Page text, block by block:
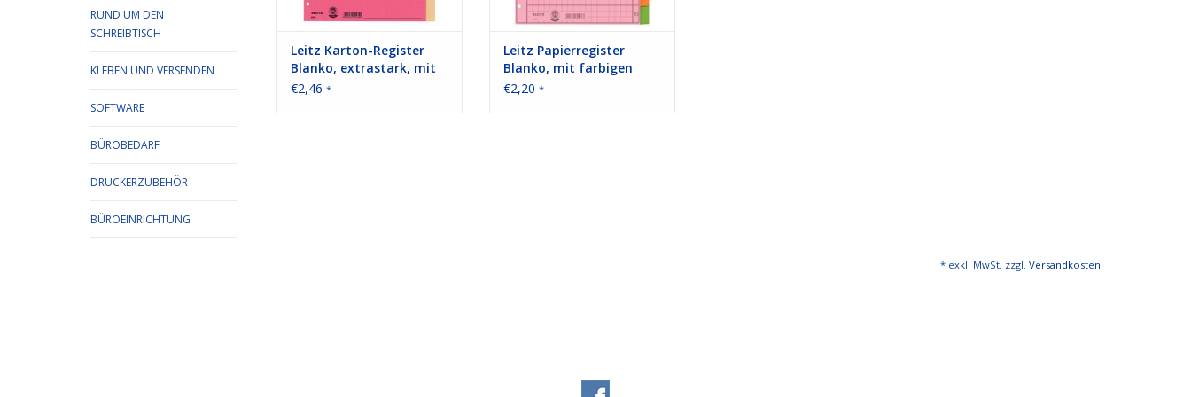
RUND UM DEN
SCHREIBTISCH
KLEBEN UND VERSENDEN
SOFTWARE
BÜROBEDARF
DRUCKERZUBEHÖR
BÜROEINRICHTUNG
Leitz Karton-Register
Blanko, extrastark, mit
farbigen Taben, 6 Blatt,
€2,46 *
Leitz Papierregister
Blanko, mit farbigen
Taben, DIN A4
€2,20 *
* exkl. MwSt. zzgl. Versandkosten